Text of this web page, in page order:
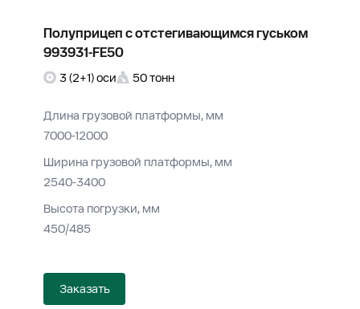
Полуприцеп с отстегивающимся гуськом
993931-FE50
3 (2+1) оси 50 тонн
Длина грузовой платформы, мм
7000-12000
Ширина грузовой платформы, мм
2540-3400
Высота погрузки, мм
450/485
Заказать